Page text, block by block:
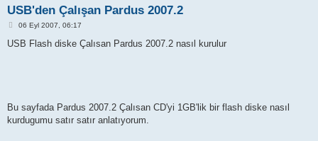
USB'den Çalışan Pardus 2007.2
M
s
06 Eyl 2007, 06:17
USB Flash diske Çalısan Pardus 2007.2 nasıl kurulur
Bu sayfada Pardus 2007.2 Çalısan CD'yi 1GB'lik bir flash diske nasıl
kurdugumu satır satır anlatıyorum.